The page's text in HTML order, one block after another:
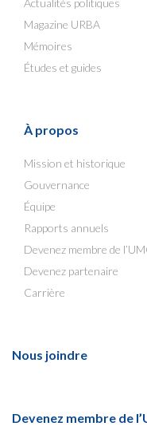
Actualités politiques
Magazine URBA
Mémoires
Études et guides
À propos
Mission et historique
Gouvernance
Équipe
Rapports annuels
Devenez membre de
Devenez partenaire
Carrière
Nous joindre
Devenez membre de